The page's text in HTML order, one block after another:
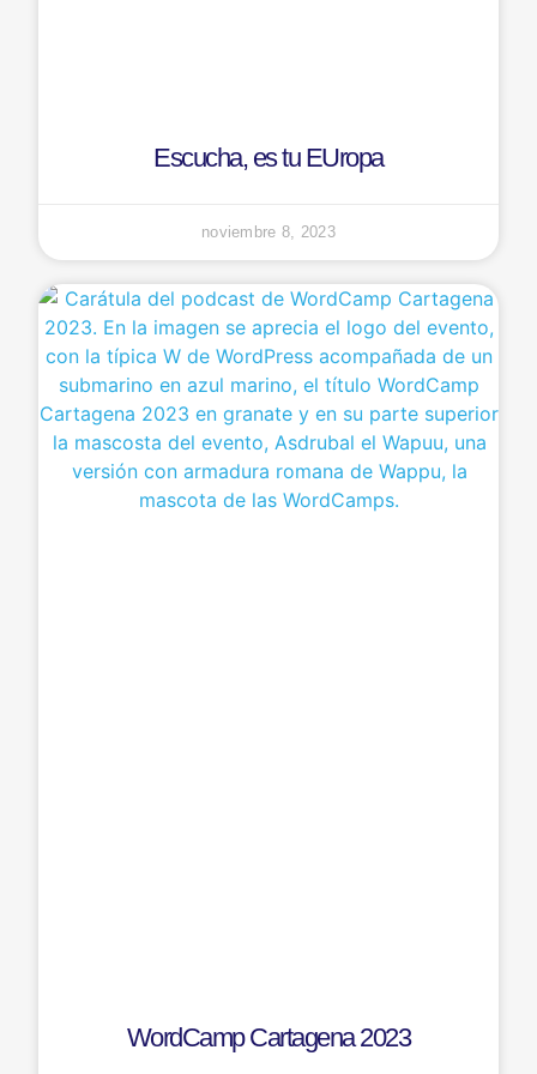
Escucha, es tu EUropa
noviembre 8, 2023
WordCamp Cartagena 2023